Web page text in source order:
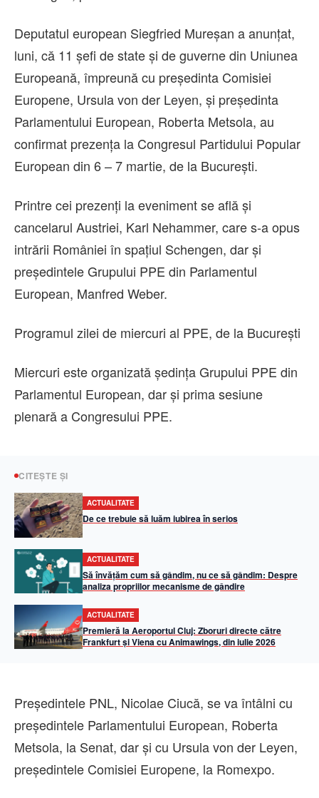
Deputatul european Siegfried Mureşan a anunţat,
luni, că 11 şefi de state şi de guverne din Uniunea
Europeană, împreună cu preşedinta Comisiei
Europene, Ursula von der Leyen, şi preşedinta
Parlamentului European, Roberta Metsola, au
confirmat prezenţa la Congresul Partidului Popular
European din 6 – 7 martie, de la Bucureşti.
Printre cei prezenţi la eveniment se află şi
cancelarul Austriei, Karl Nehammer, care s-a opus
intrării României în spaţiul Schengen, dar şi
preşedintele Grupului PPE din Parlamentul
European, Manfred Weber.
Programul zilei de miercuri al PPE, de la București
Miercuri este organizată şedinţa Grupului PPE din
Parlamentul European, dar şi prima sesiune
plenară a Congresului PPE.
CITEȘTE ȘI
ACTUALITATE
De ce trebuie să luăm iubirea în serios
ACTUALITATE
Să învățăm cum să gândim, nu ce să gândim: Despre
analiza propriilor mecanisme de gândire
ACTUALITATE
Premieră la Aeroportul Cluj: Zboruri directe către
Frankfurt și Viena cu Animawings, din iulie 2026
Preşedintele PNL, Nicolae Ciucă, se va întâlni cu
preşedintele Parlamentului European, Roberta
Metsola, la Senat, dar şi cu Ursula von der Leyen,
preşedintele Comisiei Europene, la Romexpo.